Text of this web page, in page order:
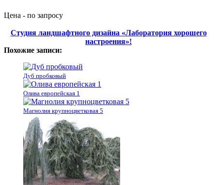
Цена - по запросу
Студия ландшафтного дизайна «Лаборатория хорошего
настроения»!
Похожие записи:
Дуб пробковый
Олива европейская 1
Магнолия крупноцветковая 5